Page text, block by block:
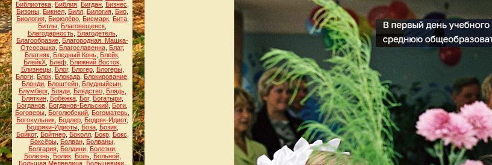
Библиотека Библия Бигдан Бизнес
Бизоны Бикнел Билл Билогия Био
Биология, Бирюлёво, Бисмарк, Бита,
Битлы Благовещенск
Благодарность, Благодетель,
Благообразие Благородная. Машка-
Отсосашка, Благославенна, Блат,
Блатняк Бледный Конь Блейк
БлейкХ Блеф Ближний Восток
Близнецы, Блог, Блогер, Блогеры,
Блоги Блок Блокада Блокирование
Блонди Блоштейн Блудныйсын
Блумберг, Бляди, Блядство, Блядь,
Бляткин, Бобёжка, Бог, Богатыри,
Богданов Богданов-Бельский Боги
Боговеры Боголюбский Богоматерь
Богохульник Бодлер Бодряк-Идиот,
Бодряки-Идиоты, Боза, Бозик,
Бойкот, Бойтнер, Боколл, Бокр, Бокс
Боксёры, Болван, Болваны,
Болгария, Болдини, Болезни,
Болезнь, Болик, Боль, Больной,
Большая Медведица Большевики